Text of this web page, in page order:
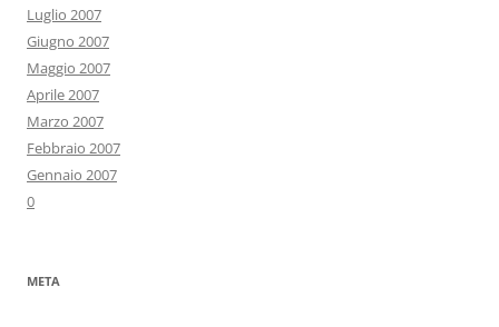
Luglio 2007
Giugno 2007
Maggio 2007
Aprile 2007
Marzo 2007
Febbraio 2007
Gennaio 2007
0
META